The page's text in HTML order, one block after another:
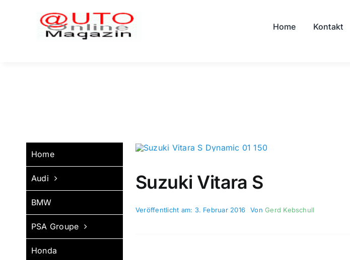
Home Kontakt
Home
Audi
BMW
PSA Groupe
Honda
Suzuki Vitara S
Veröffentlicht am: 3. Februar 2016 VonGerd Kebschull